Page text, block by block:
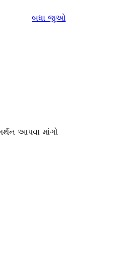
બધા સમીક્ષાઓ
જુઓ
આપવા માંગો